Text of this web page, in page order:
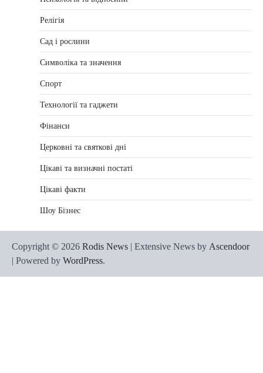
Релігія
Сад і рослини
Символіка та значення
Спорт
Технології та гаджети
Фінанси
Церковні та святкові дні
Цікаві та визначні постаті
Цікаві факти
Шоу Бізнес
Copyright © 2026 Rodis News | Extensive News by Ascendoor
| Powered by WordPress.